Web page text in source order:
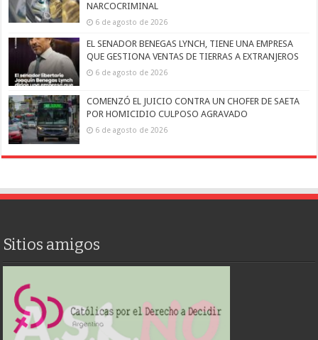
NARCOCRIMINAL
6 de agosto de 2026
EL SENADOR BENEGAS LYNCH, TIENE UNA EMPRESA
QUE GESTIONA VENTAS DE TIERRAS A EXTRANJEROS
6 de agosto de 2026
COMENZÓ EL JUICIO CONTRA UN CHOFER DE SAETA
POR HOMICIDIO CULPOSO AGRAVADO
6 de agosto de 2026
Sitios amigos